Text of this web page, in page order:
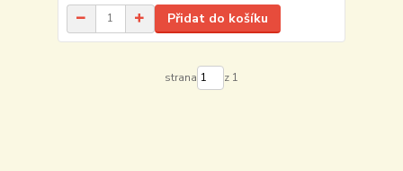
Přidat do košíku
strana z 1